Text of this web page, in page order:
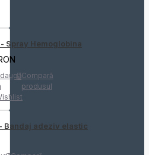
Spray Hemoglobina
Compară
produsul
Bandaj adeziv elastic